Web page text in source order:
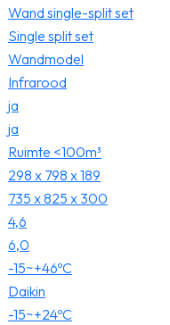
Wand single-split set
Single split set
Wandmodel
Infrarood
ja
ja
Ruimte <100m³
298 x 798 x 189
735 x 825 x 300
4,6
6,0
-15~+46ºC
Daikin
-15~+24ºC